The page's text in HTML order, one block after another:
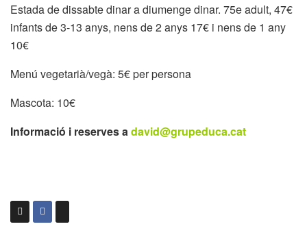
Estada de dissabte dinar a diumenge dinar. 75e adult, 47€
infants de 3-13 anys, nens de 2 anys 17€ i nens de 1 any
10€
Menú vegetarià/vegà: 5€ per persona
Mascota: 10€
Informació i reserves adavid@grupeduca.cat